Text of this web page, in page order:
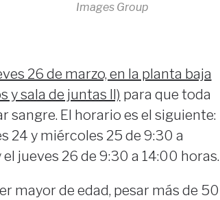
Images Group
26 de marzo, en la planta baja
y sala de juntas II) para que toda
El horario es el siguiente:
24 y miércoles 25 de 9:30 a
jueves 26 de 9:30 a 14:00 horas.
mayor de edad, pesar más de 50